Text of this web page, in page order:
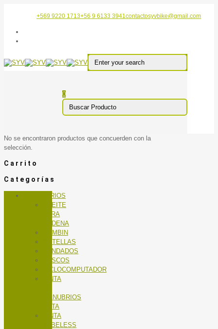
+569 9220 1713+56 9 6133 3941contactosyvbike@gmail.com
0
No se encontraron productos que concuerden con la
selección.
Carrito
Categorías
ACCESORIOS
ACEITE
PARA
CADENA
BOMBIN
BOTELLAS
CANDADOS
CASCOS
CICLOCOMPUTADOR
CINTA
MANUBRIOS
RUTA
CINTA
TUBELESS